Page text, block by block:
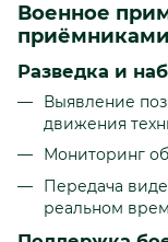
Военное
приёмниками
Разведка и
Выявление
движения
Мониторинг
Передача
реальном